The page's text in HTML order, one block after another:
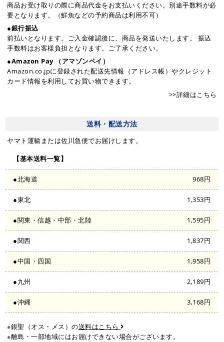
商品お受け取りの際に商品代金をお支払いください。別途手数料が必
要となります。（鮮魚などの予約商品は利用不可）
●銀行振込
前払いとなります。ご入金確認後に、商品を発送いたします。 振込
手数料はお客様負担となります。ご了承ください。
●Amazon Pay （アマゾンペイ）
Amazon.co.jpに登録された配送先情報（アドレス帳）やクレジット
カード情報を利用してお買い物できます。
>>詳細はこちら
送料・配送方法
ヤマト運輸または佐川急便でお届けします。
【基本送料一覧】
●北海道 968円
●東北 1,353円
●関東・信越・中部・北陸 1,595円
●関西 1,837円
●中国・四国 1,958円
●九州 2,189円
●沖縄 3,168円
※銀聖（オス・メス）の送料はこちら
※離島・一部地域にはお届けできない場合がございます。